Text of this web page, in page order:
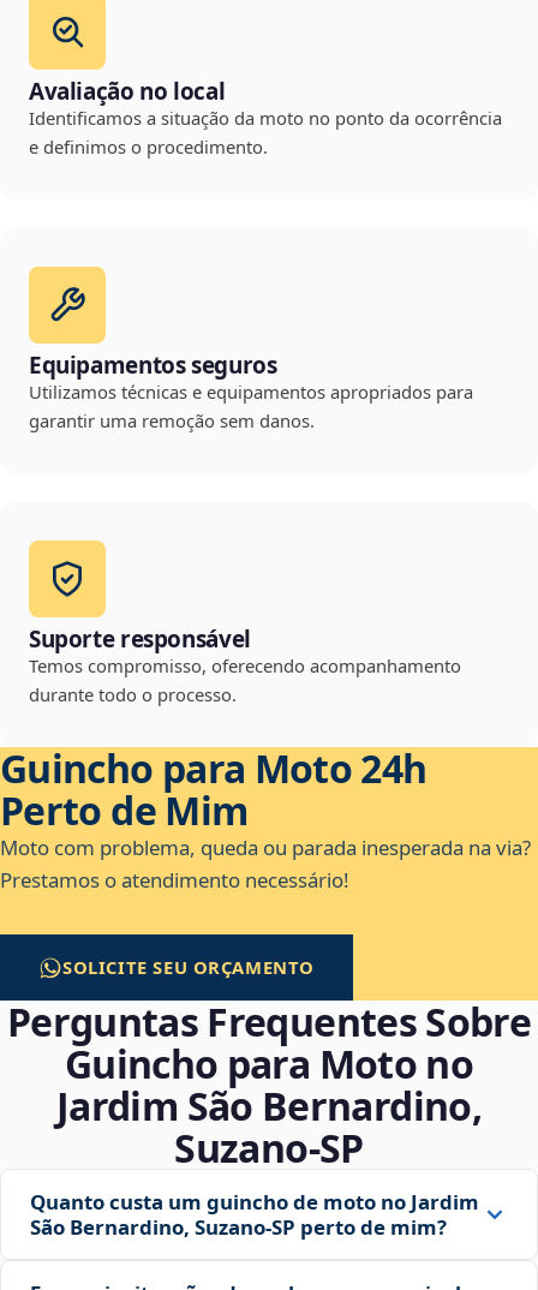
Avaliação no local
Identificamos a situação da moto no ponto da ocorrência
e definimos o procedimento.
Equipamentos seguros
Utilizamos técnicas e equipamentos apropriados para
garantir uma remoção sem danos.
Suporte responsável
Temos compromisso, oferecendo acompanhamento
durante todo o processo.
Guincho para Moto 24h
Perto de Mim
Moto com problema, queda ou parada inesperada na via?
Prestamos o atendimento necessário!
SOLICITE SEU ORÇAMENTO
Perguntas Frequentes Sobre
Guincho para Moto no
Jardim São Bernardino,
Suzano‑SP
Quanto custa um guincho de moto no Jardim
São Bernardino, Suzano‑SP perto de mim?